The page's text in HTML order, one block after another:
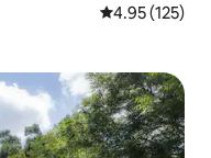
Calificación
4.95 (125)